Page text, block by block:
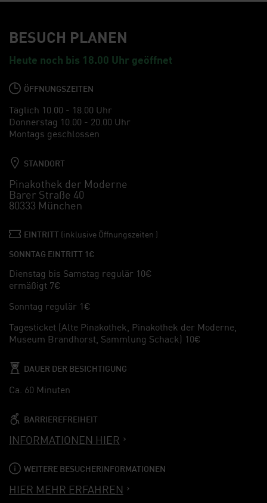
BESUCH PLANEN
Heute noch bis 18.00 Uhr geöffnet
ÖFFNUNGSZEITEN
Täglich 10.00 - 18.00 Uhr
Donnerstag 10.00 - 20.00 Uhr
Montags geschlossen
STANDORT
Pinakothek der Moderne
Barer Straße 40
80333 München
EINTRITT (inklusive Öffnungszeiten )
SONNTAG EINTRITT 1€
Dienstag bis Samstag regulär 10€
ermäßigt 7€
Sonntag regulär 1€
Tagesticket (Alte Pinakothek, Pinakothek der Moderne,
Museum Brandhorst, Sammlung Schack) 10€
DAUER DER BESICHTIGUNG
Ca. 60 Minuten
BARRIEREFREIHEIT
INFORMATIONEN HIER
WEITERE BESUCHERINFORMATIONEN
HIER MEHR ERFAHREN